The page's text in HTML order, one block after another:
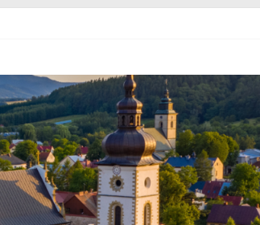
projektu zmiany miejscowego